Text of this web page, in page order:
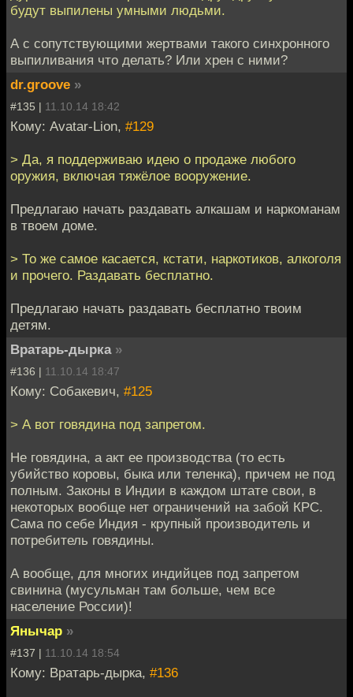
будут выпилены умными людьми.
А с сопутствующими жертвами такого синхронного
выпиливания что делать? Или хрен с ними?
dr.groove »
#135 | 11.10.14 18:42
Кому: Avatar-Lion, #129
> Да, я поддерживаю идею о продаже любого
оружия, включая тяжёлое вооружение.
Предлагаю начать раздавать алкашам и наркоманам
в твоем доме.
> То же самое касается, кстати, наркотиков, алкоголя
и прочего. Раздавать бесплатно.
Предлагаю начать раздавать бесплатно твоим
детям.
Вратарь-дырка »
#136 | 11.10.14 18:47
Кому: Собакевич, #125
> А вот говядина под запретом.
Не говядина, а акт ее производства (то есть
убийство коровы, быка или теленка), причем не под
полным. Законы в Индии в каждом штате свои, в
некоторых вообще нет ограничений на забой КРС.
Сама по себе Индия - крупный производитель и
потребитель говядины.
А вообще, для многих индийцев под запретом
свинина (мусульман там больше, чем все
население России)!
Янычар »
#137 | 11.10.14 18:54
Кому: Вратарь-дырка, #136